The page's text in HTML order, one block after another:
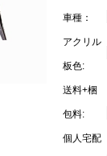
車種：
アクリル
板色:
送料+梱
包料:
個人宅配